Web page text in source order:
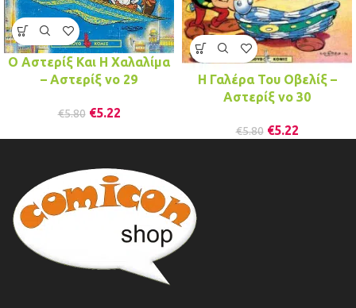
Ο Αστερίξ Και Η Χαλαλίμα
– Αστερίξ νo 29
€5.80 €5.22
Η Γαλέρα Του Οβελίξ –
Αστερίξ νo 30
€5.80 €5.22